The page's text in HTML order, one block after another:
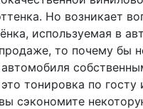
Но возникает
используемая в
то почему бы
тонировка по госту
сэкономите